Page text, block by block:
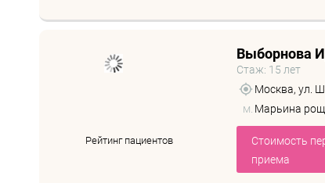
Рейтинг пациентов
Выборнова
Стаж: 15 лет
Москва, ул.
м. Марьина
Стоимость
приема